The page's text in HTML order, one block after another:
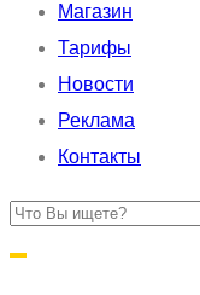
Магазин
Тарифы
Новости
Реклама
Контакты